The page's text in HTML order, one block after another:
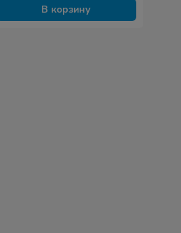
В корзину